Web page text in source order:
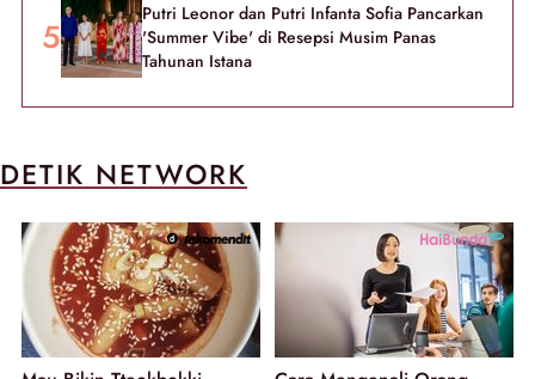
Putri Leonor dan Putri Infanta Sofia Pancarkan
'Summer Vibe' di Resepsi Musim Panas
Tahunan Istana
DETIK NETWORK